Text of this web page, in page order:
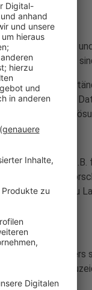
von Vor-
erreichbar
hinaus die
benötigt. Die
zur
sein (z.B.
gehen zu
eines Anrufers
zeitnah